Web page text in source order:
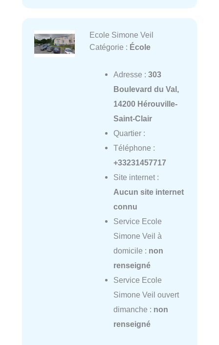
Ecole Simone Veil
Catégorie : École
Adresse : 303
Boulevard du Val,
14200 Hérouville-
Saint-Clair
Quartier :
Téléphone :
+33231457717
Site internet :
Aucun site internet
connu
Service Ecole
Simone Veil à
domicile : non
renseigné
Service Ecole
Simone Veil ouvert
dimanche : non
renseigné